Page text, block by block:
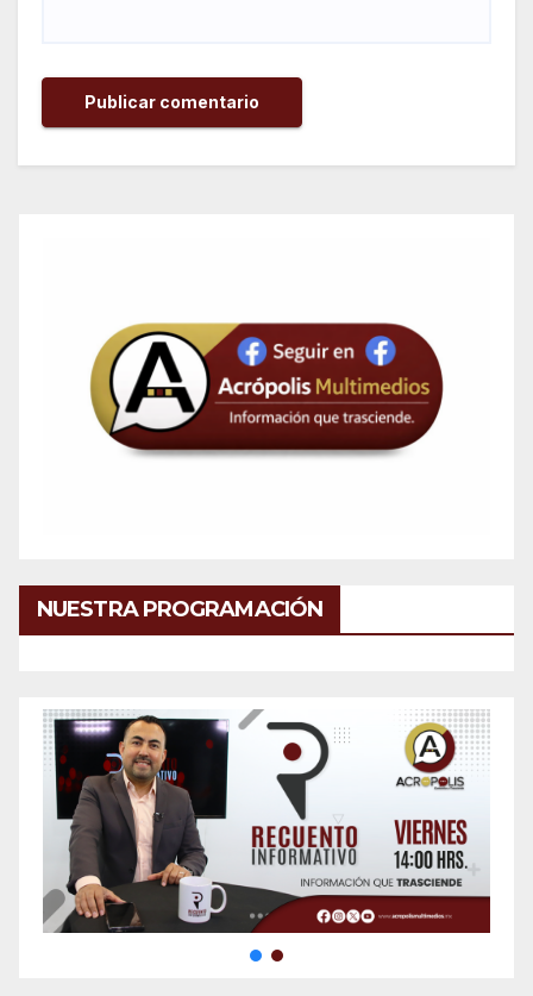
NUESTRA PROGRAMACIÓN